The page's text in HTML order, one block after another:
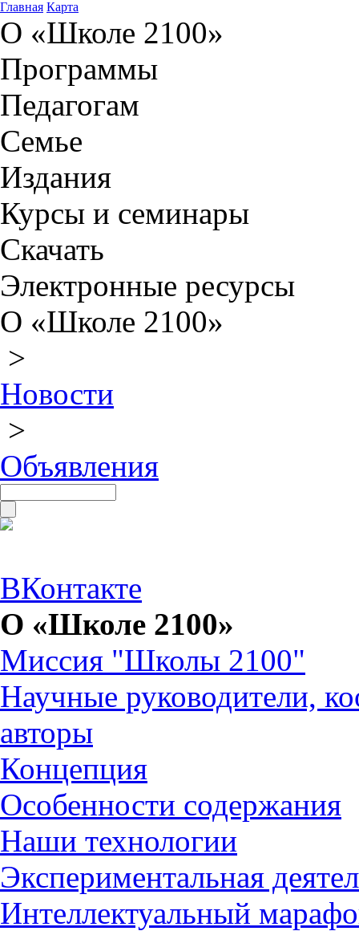
Главная Карта
О «Школе 2100»
Программы
Педагогам
Семье
Издания
Курсы и семинары
Скачать
Электронные ресурсы
О «Школе 2100»
>
Новости
>
Объявления
ВКонтакте
О «Школе 2100»
Миссия "Школы 2100"
Научные руководители,
авторы
Концепция
Особенности содержания
Наши технологии
Экспериментальная
Интеллектуальный